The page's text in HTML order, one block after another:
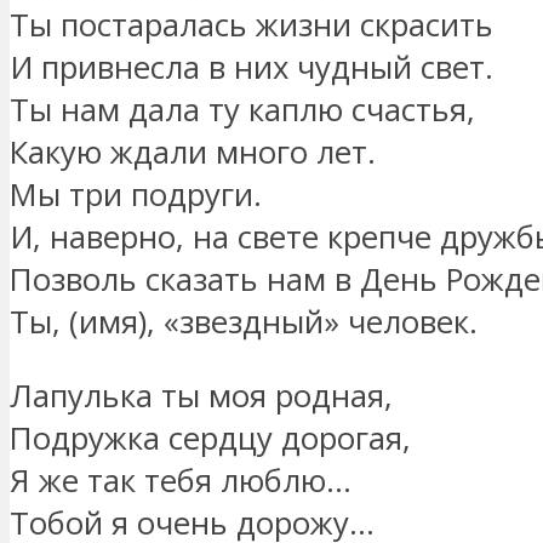
Ты постаралась жизни скрасить
И привнесла в них чудный свет.
Ты нам дала ту каплю счастья,
Какую ждали много лет.
Мы три подруги.
И, наверно, на свете крепче
Позволь сказать нам в День
Ты, (имя), «звездный» человек.
Лапулька ты моя родная,
Подружка сердцу дорогая,
Я же так тебя люблю…
Тобой я очень дорожу…